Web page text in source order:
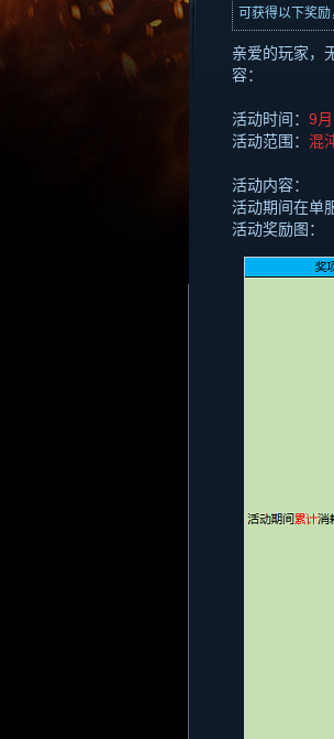
可获得以下奖
亲爱的玩家，
容：
活动时间： 9月
活动范围： 混
活动内容：
活动期间在单
活动奖励图：